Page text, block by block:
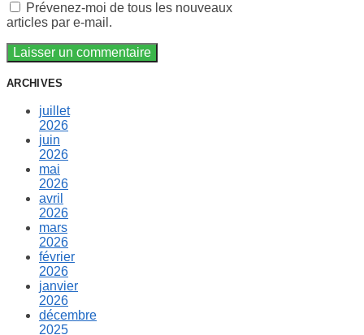
Prévenez-moi de tous les nouveaux
articles par e-mail.
ARCHIVES
juillet
2026
juin
2026
mai
2026
avril
2026
mars
2026
février
2026
janvier
2026
décembre
2025